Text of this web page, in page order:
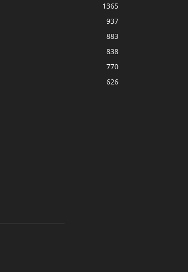
1365
937
883
838
770
626